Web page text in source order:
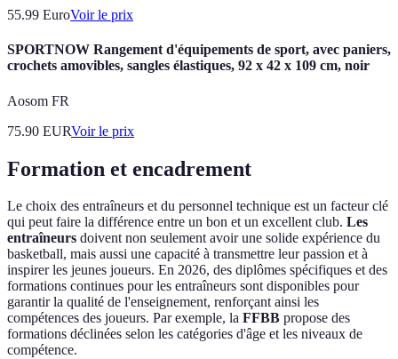
55.99 EuroVoir le prix
SPORTNOW Rangement d'équipements de sport, avec paniers,
crochets amovibles, sangles élastiques, 92 x 42 x 109 cm, noir
Aosom FR
75.90 EURVoir le prix
Formation et encadrement
Le choix des entraîneurs et du personnel technique est un facteur clé
qui peut faire la différence entre un bon et un excellent club. Les
entraîneurs doivent non seulement avoir une solide expérience du
basketball, mais aussi une capacité à transmettre leur passion et à
inspirer les jeunes joueurs. En 2026, des diplômes spécifiques et des
formations continues pour les entraîneurs sont disponibles pour
garantir la qualité de l'enseignement, renforçant ainsi les
compétences des joueurs. Par exemple, la FFBB propose des
formations déclinées selon les catégories d'âge et les niveaux de
compétence.